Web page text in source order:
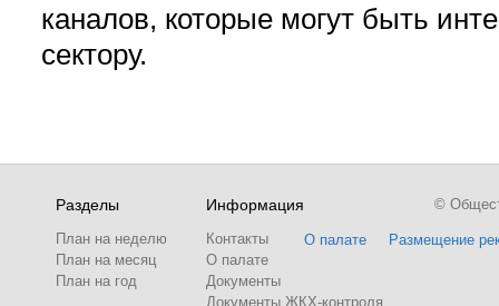
каналов, которые могут быть
сектору.
Разделы
План на неделю
План на месяц
План на год
Информация
Контакты
О палате
Документы
Документы ЖКХ-контроля
О палате Размещение
©